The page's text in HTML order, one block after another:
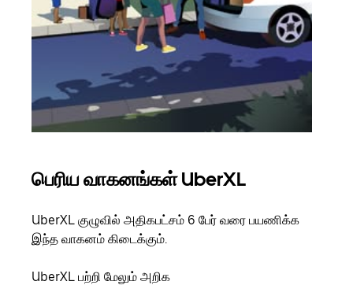
பெரிய வாகனங்கள் UberXL
UberXL குழுவில் அதிகபட்சம் 6 பேர் வரை பயணிக்க
இந்த வாகனம் கிடைக்கும்.
UberXL பற்றி மேலும் அறிக